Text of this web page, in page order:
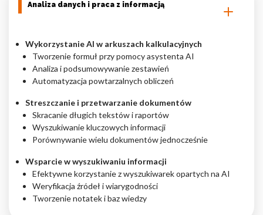
Analiza danych i praca z informacją
Wykorzystanie AI w arkuszach kalkulacyjnych
Tworzenie formuł przy pomocy asystenta AI
Analiza i podsumowywanie zestawień
Automatyzacja powtarzalnych obliczeń
Streszczanie i przetwarzanie dokumentów
Skracanie długich tekstów i raportów
Wyszukiwanie kluczowych informacji
Porównywanie wielu dokumentów jednocześnie
Wsparcie w wyszukiwaniu informacji
Efektywne korzystanie z wyszukiwarek opartych na AI
Weryfikacja źródeł i wiarygodności
Tworzenie notatek i baz wiedzy